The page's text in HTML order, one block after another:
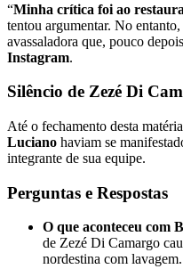
“Minha crítica foi ao
tentou argumentar. No
avassaladora que, pouco
Instagram.
Silêncio de Zezé Di
Até o fechamento desta
Luciano haviam se
integrante de sua equipe.
Perguntas e Respostas
O que aconteceu com
de Zezé Di Camargo
nordestina com lavagem.